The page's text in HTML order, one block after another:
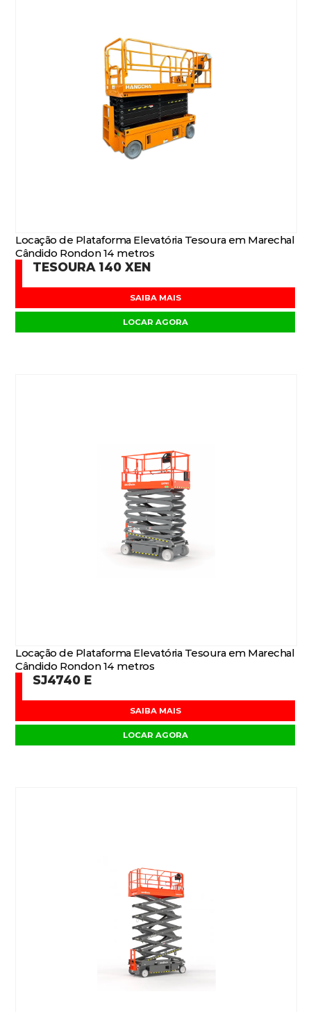
Locação de Plataforma Elevatória Tesoura em Marechal
Cândido Rondon 14 metros
TESOURA 140 XEN
SAIBA MAIS
LOCAR AGORA
Locação de Plataforma Elevatória Tesoura em Marechal
Cândido Rondon 14 metros
SJ4740 E
SAIBA MAIS
LOCAR AGORA